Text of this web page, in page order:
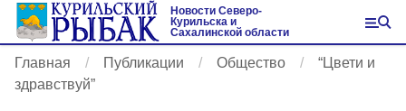
Новости Северо-
Курильска и
Сахалинской области
Главная Публикации Общество
“Цвети и
здравствуй”